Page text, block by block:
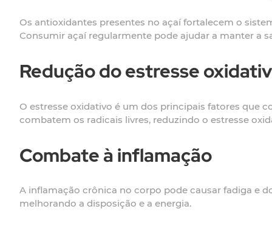
Os antioxidantes presentes no açaí fortalecem o
Consumir açaí regularmente pode ajudar a manter a
Redução do estresse
O estresse oxidativo é um dos principais fatores que
combatem os radicais livres, reduzindo o estresse
Combate à inflamação
A inflamação crônica no corpo pode causar fadiga e
melhorando a disposição e a energia.